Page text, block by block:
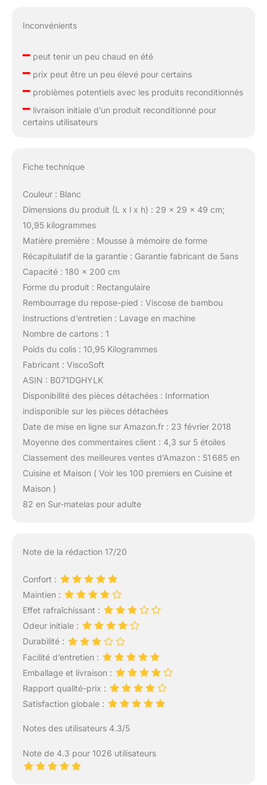
Inconvénients
–peut tenir un peu chaud en été
–prix peut être un peu élevé pour certains
–problèmes potentiels avec les produits reconditionnés
–livraison initiale d’un produit reconditionné pour
certains utilisateurs
Fiche technique
Couleur : Blanc
Dimensions du produit (L x l x h) : 29 x 29 x 49 cm;
10,95 kilogrammes
Matière première : Mousse à mémoire de forme
Récapitulatif de la garantie : Garantie fabricant de 5ans
Capacité : 180 x 200 cm
Forme du produit : Rectangulaire
Rembourrage du repose-pied : Viscose de bambou
Instructions d’entretien : Lavage en machine
Nombre de cartons : 1
Poids du colis : 10,95 Kilogrammes
Fabricant : ViscoSoft
ASIN : B071DGHYLK
Disponibilité des pièces détachées : Information
indisponible sur les pièces détachées
Date de mise en ligne sur Amazon.fr : 23 février 2018
Moyenne des commentaires client : 4,3 sur 5 étoiles
Classement des meilleures ventes d’Amazon : 51 685 en
Cuisine et Maison ( Voir les 100 premiers en Cuisine et
Maison )
82 en Sur-matelas pour adulte
Note de la rédaction 17/20
Confort :
Maintien :
Effet rafraîchissant :
Odeur initiale :
Durabilité :
Facilité d’entretien :
Emballage et livraison :
Rapport qualité-prix :
Satisfaction globale :
Notes des utilisateurs 4.3/5
Note de 4.3 pour 1026 utilisateurs